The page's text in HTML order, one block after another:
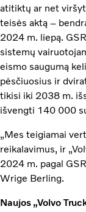
atitiktų ar net
teisės aktą –
2024 m. liepą.
sistemų
eismo saugumą
pėsčiuosius ir
tikisi iki 2038 m.
išvengti 140 000
„Mes teigiamai
reikalavimus, ir
2024 m. pagal
Wrige Berling.
Naujos „Volvo